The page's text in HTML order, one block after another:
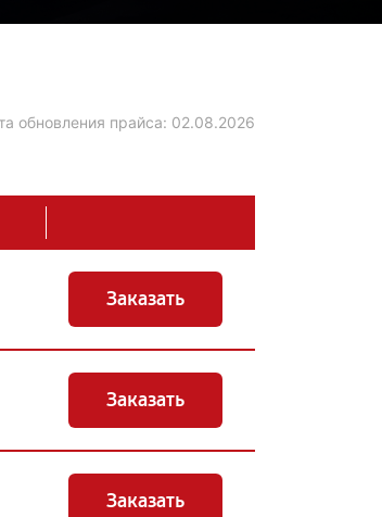
обновления прайса: 02.08.2026
Заказать
Заказать
Заказать